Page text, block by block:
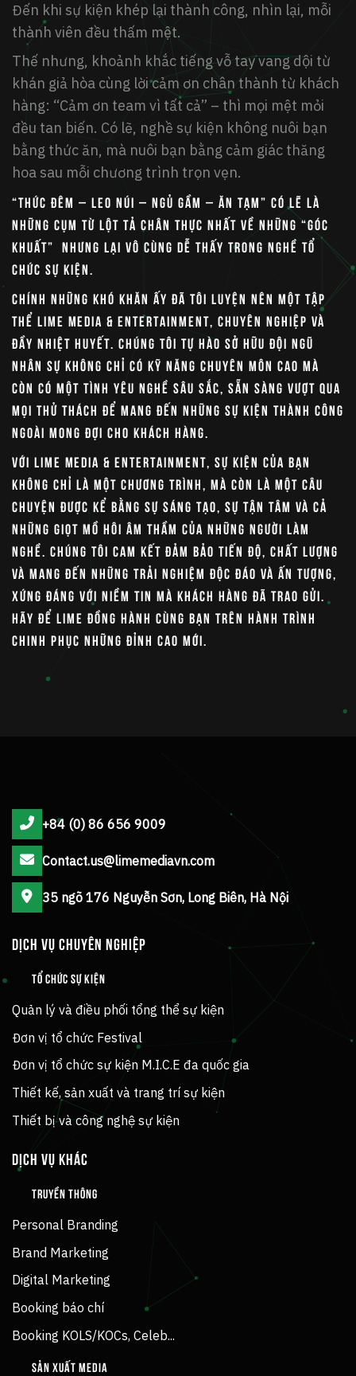
Đến khi sự kiện khép lại thành công, nhìn lại, mỗi
thành viên đều thấm mệt.
Thế nhưng, khoảnh khắc tiếng vỗ tay vang dội từ
khán giả hòa cùng lời cảm ơn chân thành từ khách
hàng: “Cảm ơn team vì tất cả” – thì mọi mệt mỏi
đều tan biến. Có lẽ, nghề sự kiện không nuôi bạn
bằng thức ăn, mà nuôi bạn bằng cảm giác thăng
hoa sau mỗi chương trình trọn vẹn.
“Thức đêm – leo núi – ngủ gầm – ăn tạm” có lẽ là
những cụm từ lột tả chân thực nhất về những “góc
khuất” nhưng lại vô cùng dễ thấy trong nghề tổ
chức sự kiện.
Chính những khó khăn ấy đã tôi luyện nên một tập
thể LIME Media & Entertainment, chuyên nghiệp và
đầy nhiệt huyết. Chúng tôi tự hào sở hữu đội ngũ
nhân sự không chỉ có kỹ năng chuyên môn cao mà
còn có một tình yêu nghề sâu sắc, sẵn sàng vượt qua
mọi thử thách để mang đến những sự kiện thành công
ngoài mong đợi cho khách hàng.
Với LIME Media & Entertainment , sự kiện của bạn
không chỉ là một chương trình, mà còn là một câu
chuyện được kể bằng sự sáng tạo, sự tận tâm và cả
những giọt mồ hôi âm thầm của những người làm
nghề. Chúng tôi cam kết đảm bảo tiến độ, chất lượng
và mang đến những trải nghiệm độc đáo và ấn tượng,
xứng đáng với niềm tin mà khách hàng đã trao gửi.
Hãy để LIME đồng hành cùng bạn trên hành trình
chinh phục những đỉnh cao mới.
+84 (0) 86 656 9009
Contact.us@limemediavn.com
35 ngõ 176 Nguyễn Sơn, Long Biên, Hà Nội
DỊCH VỤ CHUYÊN NGHIỆP
TỔ CHỨC SỰ KIỆN
Quản lý và điều phối tổng thể sự kiện
Đơn vị tổ chức Festival
Đơn vị tổ chức sự kiện M.I.C.E đa quốc gia
Thiết kế, sản xuất và trang trí sự kiện
Thiết bị và công nghệ sự kiện
DỊCH VỤ KHÁC
TRUYỀN THÔNG
Personal Branding
Brand Marketing
Digital Marketing
Booking báo chí
Booking KOLS/KOCs, Celeb...
SẢN XUẤT MEDIA